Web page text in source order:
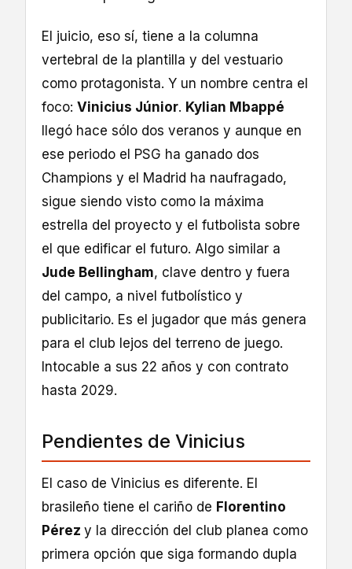
El juicio, eso sí, tiene a la columna
vertebral de la plantilla y del vestuario
como protagonista. Y un nombre centra el
foco: Vinicius Júnior. Kylian Mbappé
llegó hace sólo dos veranos y aunque en
ese periodo el PSG ha ganado dos
Champions y el Madrid ha naufragado,
sigue siendo visto como la máxima
estrella del proyecto y el futbolista sobre
el que edificar el futuro. Algo similar a
Jude Bellingham, clave dentro y fuera
del campo, a nivel futbolístico y
publicitario. Es el jugador que más genera
para el club lejos del terreno de juego.
Intocable a sus 22 años y con contrato
hasta 2029.
Pendientes de Vinicius
El caso de Vinicius es diferente. El
brasileño tiene el cariño de Florentino
Pérez y la dirección del club planea como
primera opción que siga formando dupla